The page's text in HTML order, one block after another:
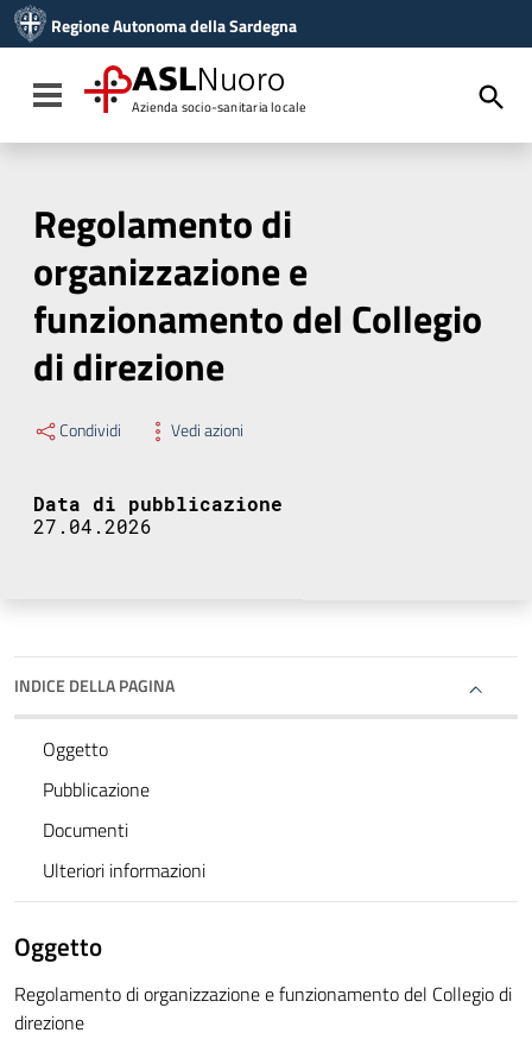
Vai al menu di navigazione
Vai al footer
Regione Autonoma della Sardegna
Toggle navigation
ASLNuoro
Azienda socio-sanitaria locale
Regolamento di
organizzazione e
funzionamento del Collegio
di direzione
Condividi Vedi azioni
Data di pubblicazione
27.04.2026
INDICE DELLA PAGINA
Oggetto
Pubblicazione
Documenti
Ulteriori informazioni
Oggetto
Regolamento di organizzazione e funzionamento del Collegio di
direzione